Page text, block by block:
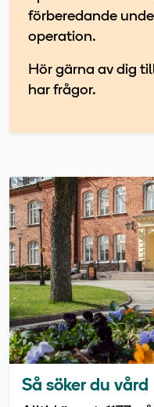
förberedande
operation.
Hör gärna av dig
har frågor.
Så söker du vård